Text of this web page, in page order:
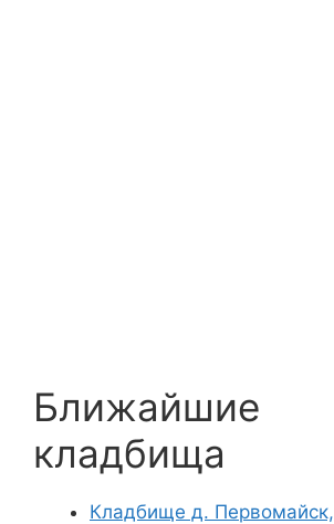
Ближайшие
кладбища
Кладбище д. Первомайск,